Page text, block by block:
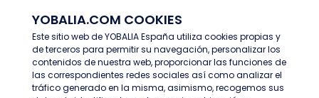
YOBALIA.COM COOKIES
Este sitio web de YOBALIA España utiliza cookies propias y
de terceros para permitir su navegación, personalizar los
contenidos de nuestra web, proporcionar las funciones de
las correspondientes redes sociales así como analizar el
tráfico generado en la misma, asimismo, recogemos sus
Últimas ofertas